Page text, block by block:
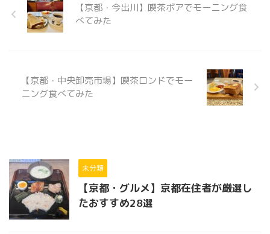
【京都・今出川】喫茶ボアでモーニング食
べてみた
【京都・中央卸売市場】喫茶ロンドでモー
ニング食べてみた
未分類
【京都・グルメ】京都在住者が厳選し
たおすすめ28選